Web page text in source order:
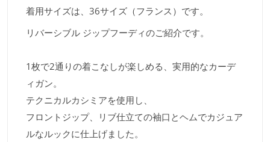
着用サイズは、36サイズ（フランス）です。
リバーシブル ジップフーディのご紹介です。
1枚で2通りの着こなしが楽しめる、実用的なカーデ
ィガン。
テクニカルカシミアを使用し、
フロントジップ、リブ仕立ての袖口とヘムでカジュア
ルなルックに仕上げました。